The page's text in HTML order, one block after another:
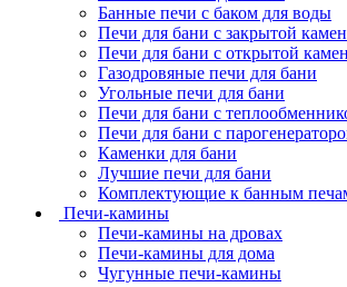
Банные печи с баком для воды
Печи для бани с закрытой
Печи для бани с открытой
Газодровяные печи для бани
Угольные печи для бани
Печи для бани с
Печи для бани с
Каменки для бани
Лучшие печи для бани
Комплектующие к банным
Печи-камины
Печи-камины на дровах
Печи-камины для дома
Чугунные печи-камины